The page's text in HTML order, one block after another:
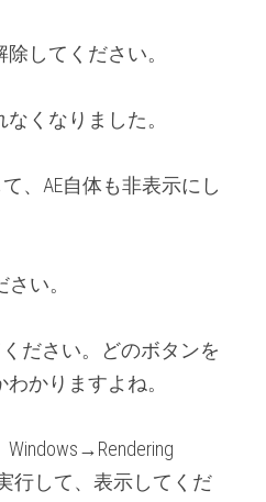
してください。
くなりました。
、AE自体も非表示にし
い。
ください。どのボタンを
かりますよね。
行して、表示してくだ